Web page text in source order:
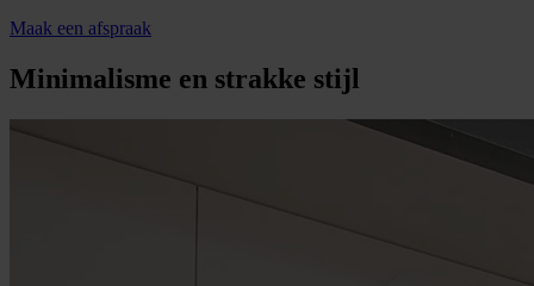
Maak een afspraak
Minimalisme en strakke stijl